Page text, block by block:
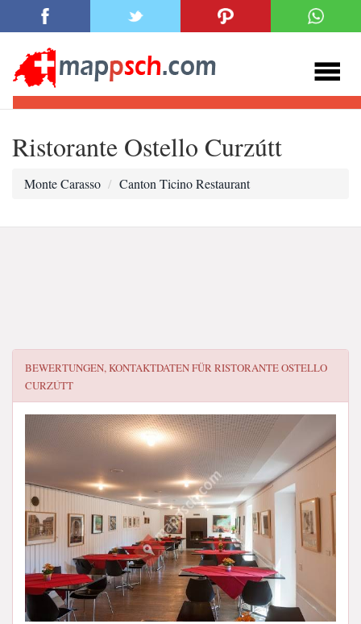
Ristorante Ostello Curzútt
Monte Carasso Canton Ticino Restaurant
BEWERTUNGEN, KONTAKTDATEN FÜRRISTORANTE OSTELLO
CURZÚTT